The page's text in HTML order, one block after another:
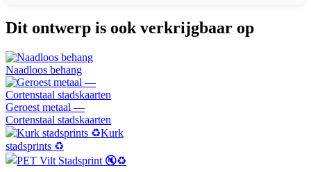
Dit ontwerp is ook verkrijgbaar op
Naadloos behang
Geroest metaal —
Cortenstaal stadskaarten
Kurk
stadsprints ♻️